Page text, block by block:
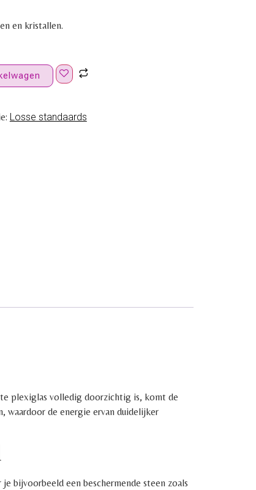
en kristallen.
Losse standaards
plexiglas volledig doorzichtig is, komt de
waardoor de energie ervan duidelijker
bijvoorbeeld een beschermende steen zoals